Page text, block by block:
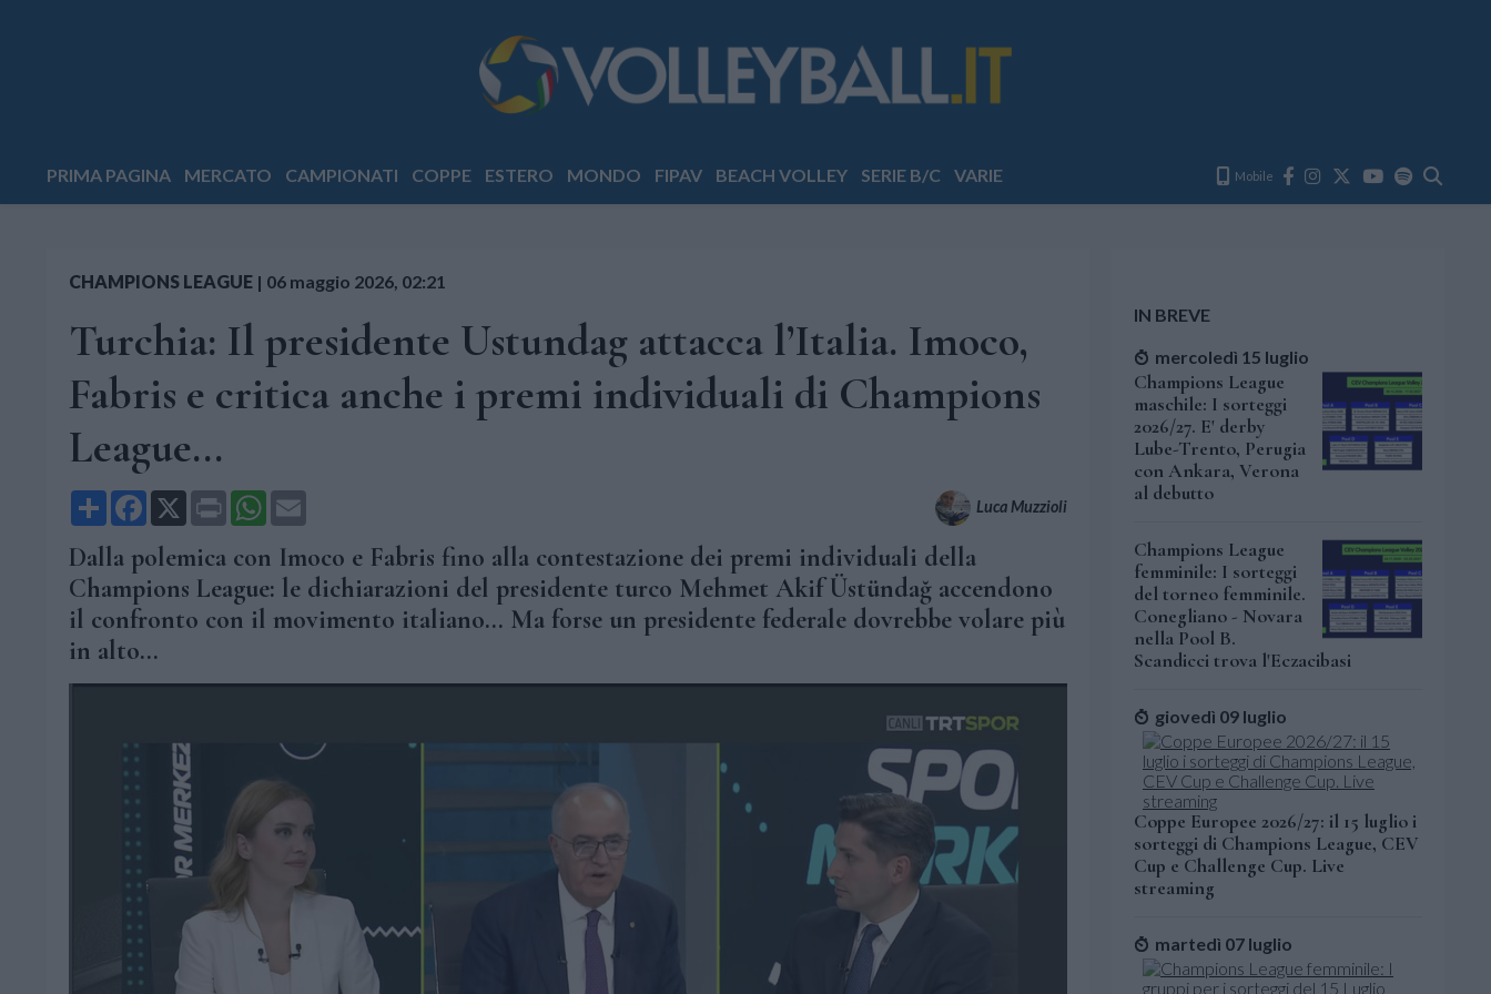
PRIMA PAGINA MERCATO CAMPIONATI COPPE ESTERO MONDO FIPAV BEACH VOLLEY SERIE B/C VARIE Mobile
CHAMPIONS LEAGUE | 06 maggio 2026, 02:21
Turchia: Il presidente Ustundag attacca l’Italia. Imoco,
Fabris e critica anche i premi individuali di Champions
League...
Share Facebook
X Print WhatsApp Luca Muzzioli
Dalla polemica con Imoco e Fabris fino alla contestazione dei premi individuali della
Champions League: le dichiarazioni del presidente turco Mehmet Akif Üstündağ accendono
il confronto con il movimento italiano... Ma forse un presidente federale dovrebbe volare più
in alto...
IN BREVE
mercoledì 15 luglio
Champions League
maschile: I sorteggi
2026/27. E' derby
Lube-Trento, Perugia
con Ankara, Verona
al debutto
Champions League
femminile: I sorteggi
del torneo femminile.
Conegliano - Novara
nella Pool B.
Scandicci trova l'Eczacibasi
giovedì 09 luglio
Coppe Europee 2026/27: il 15 luglio i
sorteggi di Champions League, CEV
Cup e Challenge Cup. Live
streaming
martedì 07 luglio